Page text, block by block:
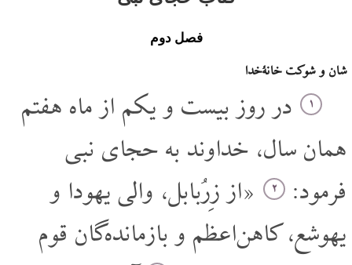
فصل دوم
شان و شوکت خانۀ‌خدا
۱ در روز بیست و یکم از ماه هفتم
همان سال، خداوند به حجای نبی
فرمود:
۲ «از زِرُبابل، والی یهودا و
یهوشع، کاهن‌اعظم و بازمانده‌گان قوم